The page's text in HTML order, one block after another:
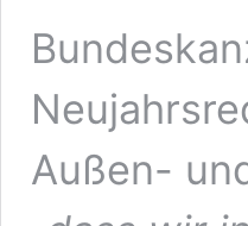
Außen-